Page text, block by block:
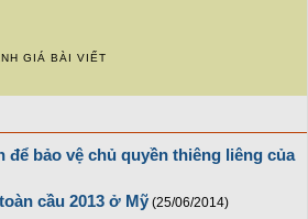
GIÁ BÀI VIẾT
bảo vệ chủ quyền thiêng liêng của
cầu 2013 ở Mỹ (25/06/2014)